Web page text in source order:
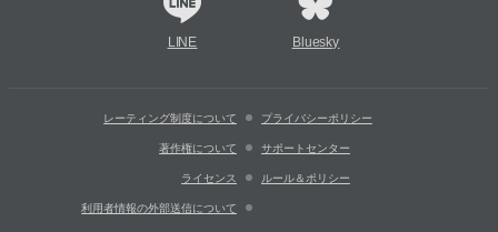
LINE Bluesky
レーティング制度について プライバシーポリシー
著作権について サポートセンター
ライセンス ルール＆ポリシー
利用者情報の外部送信について